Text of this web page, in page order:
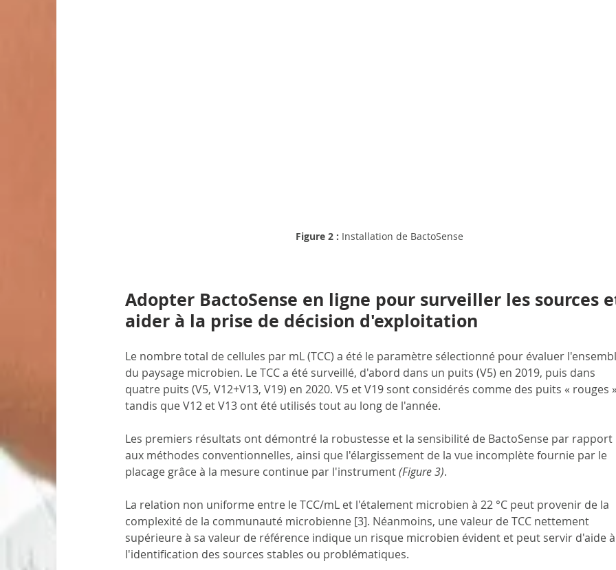
Figure 2 : Installation de BactoSense
Adopter BactoSense en ligne pour surveiller les sources
aider à la prise de décision d'exploitation
Le nombre total de cellules par mL (TCC) a été le paramètre sélectionné pour évaluer
du paysage microbien. Le TCC a été surveillé, d'abord dans un puits (V5) en 2019, puis dans
quatre puits (V5, V12+V13, V19) en 2020. V5 et V19 sont considérés comme des puits « rouges
tandis que V12 et V13 ont été utilisés tout au long de l'année.
Les premiers résultats ont démontré la robustesse et la sensibilité de BactoSense par rapport
aux méthodes conventionnelles, ainsi que l'élargissement de la vue incomplète fournie par le
placage grâce à la mesure continue par l'instrument (Figure 3).
La relation non uniforme entre le TCC/mL et l'étalement microbien à 22 °C peut provenir de la
complexité de la communauté microbienne [3]. Néanmoins, une valeur de TCC nettement
supérieure à sa valeur de référence indique un risque microbien évident et peut servir d'aide à
l'identification des sources stables ou problématiques.